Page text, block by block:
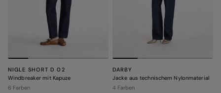
NIGLE SHORT D 02
Windbreaker mit Kapuze
6 Farben
DARBY
Jacke aus technischem Nylonmaterial
4 Farben